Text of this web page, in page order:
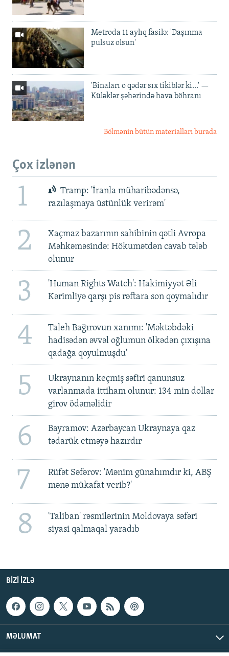
Metroda 11 aylıq fasilə: 'Daşınma
pulsuz olsun'
'Binaları o qədər sıx tikiblər ki...' —
Küləklər şəhərində hava böhranı
Bölmənin bütün materialları burada
Çox izlənən
1
Tramp: 'İranla müharibədənsə,
razılaşmaya üstünlük verirəm'
2
Xaçmaz bazarının sahibinin qətli Avropa
Məhkəməsində: Hökumətdən cavab tələb
olunur
3
'Human Rights Watch': Hakimiyyət Əli
Kərimliyə qarşı pis rəftara son qoymalıdır
4
Taleh Bağırovun xanımı: 'Məktəbdəki
hadisədən əvvəl oğlumun ölkədən çıxışına
qadağa qoyulmuşdu'
5
Ukraynanın keçmiş səfiri qanunsuz
varlanmada ittiham olunur: 134 min dollar
girov ödəməlidir
6
Bayramov: Azərbaycan Ukraynaya qaz
tədarük etməyə hazırdır
7
Rüfət Səfərov: 'Mənim günahımdır ki, ABŞ
mənə mükafat verib?'
8
'Taliban' rəsmilərinin Moldovaya səfəri
siyasi qalmaqal yaradıb
BIZI IZLƏ
MƏLUMAT